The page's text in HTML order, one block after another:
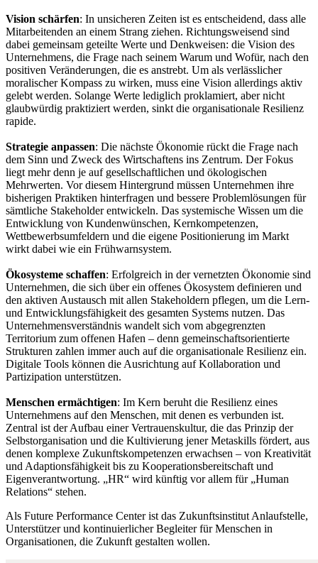
Vision schärfen: In unsicheren Zeiten ist es entscheidend, dass alle
Mitarbeitenden an einem Strang ziehen. Richtungsweisend sind
dabei gemeinsam geteilte Werte und Denkweisen: die Vision des
Unternehmens, die Frage nach seinem Warum und Wofür, nach den
positiven Veränderungen, die es anstrebt. Um als verlässlicher
moralischer Kompass zu wirken, muss eine Vision allerdings aktiv
gelebt werden. Solange Werte lediglich proklamiert, aber nicht
glaubwürdig praktiziert werden, sinkt die organisationale Resilienz
rapide.
Strategie anpassen: Die nächste Ökonomie rückt die Frage nach
dem Sinn und Zweck des Wirtschaftens ins Zentrum. Der Fokus
liegt mehr denn je auf gesellschaftlichen und ökologischen
Mehrwerten. Vor diesem Hintergrund müssen Unternehmen ihre
bisherigen Praktiken hinterfragen und bessere Problemlösungen für
sämtliche Stakeholder entwickeln. Das systemische Wissen um die
Entwicklung von Kundenwünschen, Kernkompetenzen,
Wettbewerbsumfeldern und die eigene Positionierung im Markt
wirkt dabei wie ein Frühwarnsystem.
Ökosysteme schaffen: Erfolgreich in der vernetzten Ökonomie sind
Unternehmen, die sich über ein offenes Ökosystem definieren und
den aktiven Austausch mit allen Stakeholdern pflegen, um die Lern-
und Entwicklungsfähigkeit des gesamten Systems nutzen. Das
Unternehmensverständnis wandelt sich vom abgegrenzten
Territorium zum offenen Hafen – denn gemeinschaftsorientierte
Strukturen zahlen immer auch auf die organisationale Resilienz ein.
Digitale Tools können die Ausrichtung auf Kollaboration und
Partizipation unterstützen.
Menschen ermächtigen: Im Kern beruht die Resilienz eines
Unternehmens auf den Menschen, mit denen es verbunden ist.
Zentral ist der Aufbau einer Vertrauenskultur, die das Prinzip der
Selbstorganisation und die Kultivierung jener Metaskills fördert, aus
denen komplexe Zukunftskompetenzen erwachsen – von Kreativität
und Adaptionsfähigkeit bis zu Kooperationsbereitschaft und
Eigenverantwortung. „HR“ wird künftig vor allem für „Human
Relations“ stehen.
Als Future Performance Center ist das Zukunftsinstitut Anlaufstelle,
Unterstützer und kontinuierlicher Begleiter für Menschen in
Organisationen, die Zukunft gestalten wollen.